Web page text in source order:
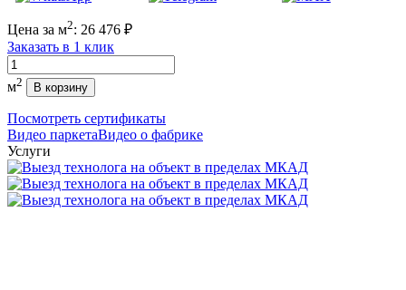
Цена за м2: 26 476 ₽
Заказать в 1 клик
Количество
м2 В корзину
Посмотреть сертификаты
Видео паркетаВидео о фабрике
Услуги